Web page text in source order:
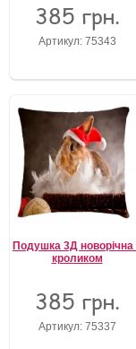
385 грн.
Артикул: 75343
Подушка 3Д новорічна
кроликом
385 грн.
Артикул: 75337